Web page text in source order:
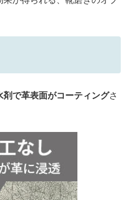
で革表面がコーティングさ